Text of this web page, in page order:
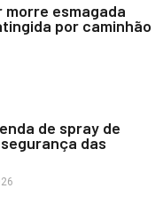
morre esmagada
por caminhão
de spray de
das